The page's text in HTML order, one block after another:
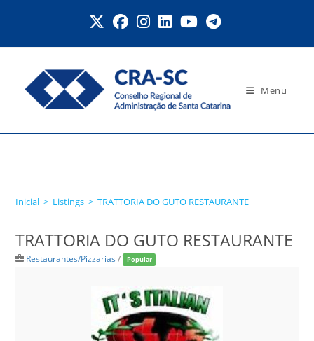
Menu
Inicial > Listings > TRATTORIA DO GUTO RESTAURANTE
TRATTORIA DO GUTO RESTAURANTE
Restaurantes/Pizzarias / Popular